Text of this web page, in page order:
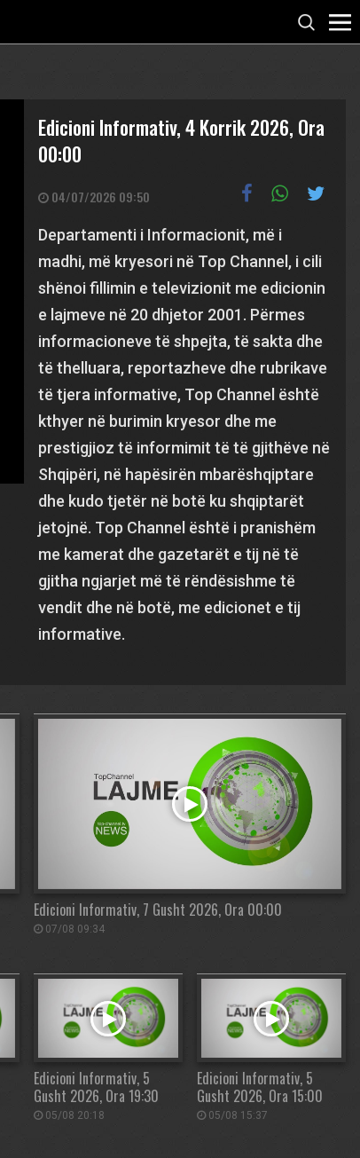
Edicioni Informativ, 4 Korrik 2026, Ora
00:00
04/07/2026 09:50
Departamenti i Informacionit, më i
madhi, më kryesori në Top Channel, i cili
shënoi fillimin e televizionit me edicionin
e lajmeve në 20 dhjetor 2001. Përmes
informacioneve të shpejta, të sakta dhe
të thelluara, reportazheve dhe rubrikave
të tjera informative, Top Channel është
kthyer në burimin kryesor dhe me
prestigjioz të informimit të të gjithëve në
Shqipëri, në hapësirën mbarëshqiptare
dhe kudo tjetër në botë ku shqiptarët
jetojnë. Top Channel është i pranishëm
me kamerat dhe gazetarët e tij në të
gjitha ngjarjet më të rëndësishme të
vendit dhe në botë, me edicionet e tij
informative.
Edicioni Informativ, 7 Gusht 2026, Ora 00:00
07/08 09:34
Edicioni Informativ, 5
Gusht 2026, Ora 19:30
05/08 20:18
Edicioni Informativ, 5
Gusht 2026, Ora 15:00
05/08 15:37